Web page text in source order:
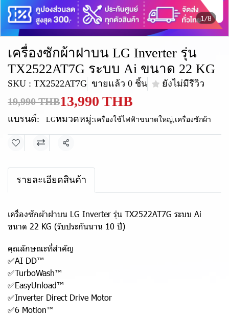
1/8
เครื่องซักผ้าฝาบน LG Inverter รุ่น
TX2522AT7G ระบบ Ai ขนาด 22 KG
SKU : TX2522AT7G ขายแล้ว 0 ชิ้น ยังไม่มีรีวิว
19,990 THB13,990 THB
แบรนด์: LGหมวดหมู่:เครื่องใช้ไฟฟ้าขนาดใหญ่,เครื่องซักผ้า
แชร์
รายละเอียดสินค้า
เครื่องซักผ้าฝาบน LG Inverter รุ่น TX2522AT7G ระบบ Ai
ขนาด 22 KG (รับประกันนาน 10 ปี)
คุณลักษณะที่สำคัญ
✅AI DD™
✅TurboWash™
✅EasyUnload™
✅Inverter Direct Drive Motor
✅6 Motion™